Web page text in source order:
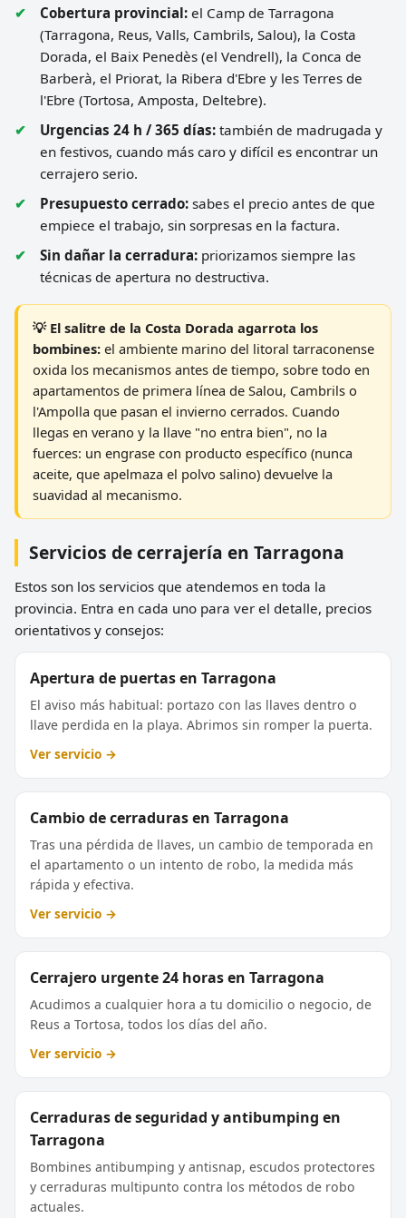
Cobertura provincial: el Camp de Tarragona
(Tarragona, Reus, Valls, Cambrils, Salou), la Costa
Dorada, el Baix Penedès (el Vendrell), la Conca de
Barberà, el Priorat, la Ribera d'Ebre y les Terres de
l'Ebre (Tortosa, Amposta, Deltebre).
Urgencias 24 h / 365 días: también de madrugada y
en festivos, cuando más caro y difícil es encontrar un
cerrajero serio.
Presupuesto cerrado: sabes el precio antes de que
empiece el trabajo, sin sorpresas en la factura.
Sin dañar la cerradura: priorizamos siempre las
técnicas de apertura no destructiva.
💡 El salitre de la Costa Dorada agarrota los
bombines: el ambiente marino del litoral tarraconense
oxida los mecanismos antes de tiempo, sobre todo en
apartamentos de primera línea de Salou, Cambrils o
l'Ampolla que pasan el invierno cerrados. Cuando
llegas en verano y la llave "no entra bien", no la
fuerces: un engrase con producto específico (nunca
aceite, que apelmaza el polvo salino) devuelve la
suavidad al mecanismo.
Servicios de cerrajería en Tarragona
Estos son los servicios que atendemos en toda la
provincia. Entra en cada uno para ver el detalle, precios
orientativos y consejos:
Apertura de puertas en Tarragona
El aviso más habitual: portazo con las llaves dentro o
llave perdida en la playa. Abrimos sin romper la puerta.
Ver servicio →
Cambio de cerraduras en Tarragona
Tras una pérdida de llaves, un cambio de temporada en
el apartamento o un intento de robo, la medida más
rápida y efectiva.
Ver servicio →
Cerrajero urgente 24 horas en Tarragona
Acudimos a cualquier hora a tu domicilio o negocio, de
Reus a Tortosa, todos los días del año.
Ver servicio →
Cerraduras de seguridad y antibumping en
Tarragona
Bombines antibumping y antisnap, escudos protectores
y cerraduras multipunto contra los métodos de robo
actuales.